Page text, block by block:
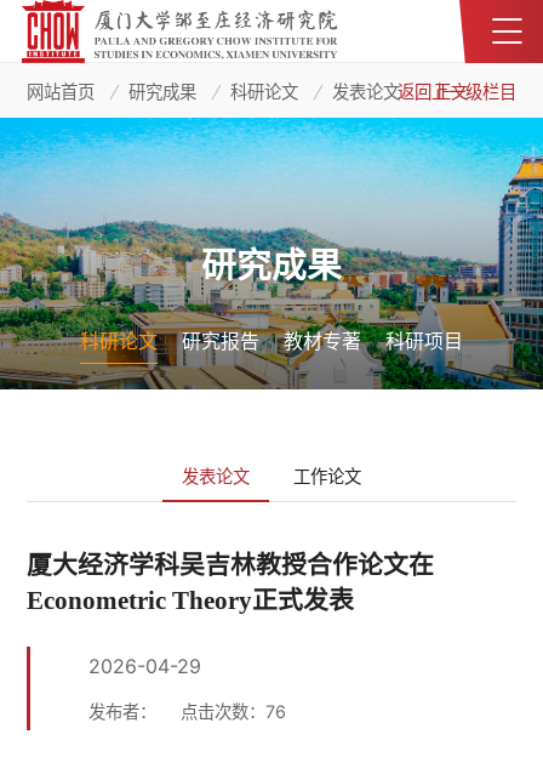
网站首页 研究成果 科研论文 发表论文 正文
返回上一级栏目
研究成果
科研论文 研究报告 教材专著 科研项目
发表论文 工作论文
厦大经济学科吴吉林教授合作论文在
Econometric Theory正式发表
2026-04-29
发布者： 点击次数：76